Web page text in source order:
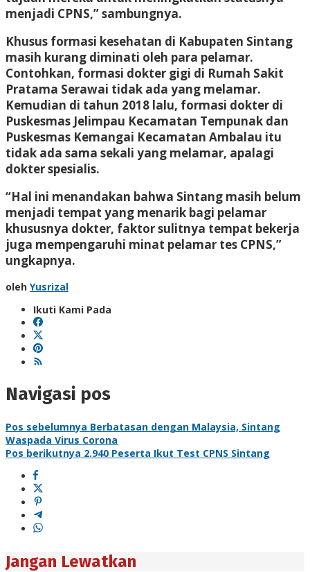
menjadi CPNS,” sambungnya.
Khusus formasi kesehatan di Kabupaten Sintang
masih kurang diminati oleh para pelamar.
Contohkan, formasi dokter gigi di Rumah Sakit
Pratama Serawai tidak ada yang melamar.
Kemudian di tahun 2018 lalu, formasi dokter di
Puskesmas Jelimpau Kecamatan Tempunak dan
Puskesmas Kemangai Kecamatan Ambalau itu
tidak ada sama sekali yang melamar, apalagi
dokter spesialis.
“Hal ini menandakan bahwa Sintang masih belum
menjadi tempat yang menarik bagi pelamar
khususnya dokter, faktor sulitnya tempat bekerja
juga mempengaruhi minat pelamar tes CPNS,”
ungkapnya.
oleh Yusrizal
Ikuti Kami Pada
Navigasi pos
Pos sebelumnya Berbatasan dengan Malaysia, Sintang
Waspada Virus Corona
Pos berikutnya 2.940 Peserta Ikut Test CPNS Sintang
Jangan Lewatkan